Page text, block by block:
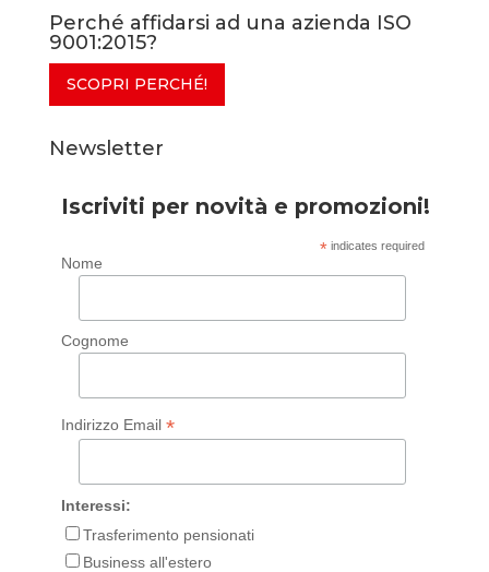
Perché affidarsi ad una azienda ISO
9001:2015?
SCOPRI PERCHÉ!
Newsletter
Iscriviti per novità e promozioni!
* indicates required
Nome
Cognome
Indirizzo Email *
Interessi:
Trasferimento pensionati
Business all'estero